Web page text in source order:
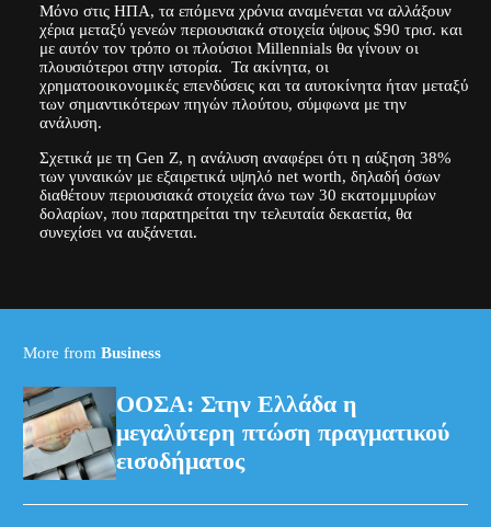
Μόνο στις ΗΠΑ, τα επόμενα χρόνια αναμένεται να αλλάξουν
χέρια μεταξύ γενεών περιουσιακά στοιχεία ύψους $90 τρισ. και
με αυτόν τον τρόπο οι πλούσιοι Millennials θα γίνουν οι
πλουσιότεροι στην ιστορία. Τα ακίνητα, οι
χρηματοοικονομικές επενδύσεις και τα αυτοκίνητα ήταν μεταξύ
των σημαντικότερων πηγών πλούτου, σύμφωνα με την
ανάλυση.
Σχετικά με τη Gen Z, η ανάλυση αναφέρει ότι η αύξηση 38%
των γυναικών με εξαιρετικά υψηλό net worth, δηλαδή όσων
διαθέτουν περιουσιακά στοιχεία άνω των 30 εκατομμυρίων
δολαρίων, που παρατηρείται την τελευταία δεκαετία, θα
συνεχίσει να αυξάνεται.
More from Business
ΟΟΣΑ: Στην Ελλάδα η
μεγαλύτερη πτώση πραγματικού
εισοδήματος